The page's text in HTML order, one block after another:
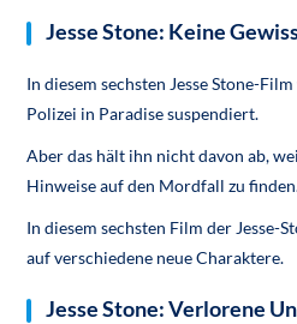
Jesse Stone: Keine
In diesem sechsten Jesse Stone-
Polizei in Paradise suspendiert.
Aber das hält ihn nicht davon ab,
Hinweise auf den Mordfall zu
In diesem sechsten Film der Jesse-
auf verschiedene neue Charaktere.
Jesse Stone: Verlorene